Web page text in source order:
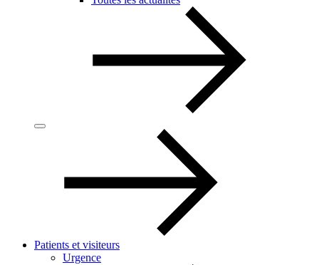
Patients et visiteurs
Urgence